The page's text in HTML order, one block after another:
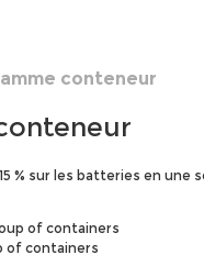
conteneur
% sur les batteries en une